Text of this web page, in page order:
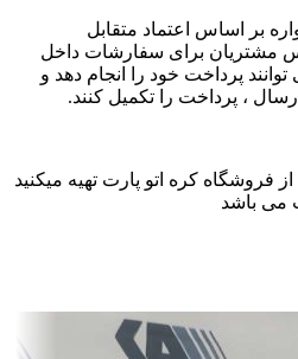
بر اساس اعتماد متقابل
مشتریان برای سفارشات داخل
پرداخت خود را انجام دهد و
، پرداخت را تکمیل کنند.
فروشگاه کره اتو پارت تهیه میکنید
می باشد